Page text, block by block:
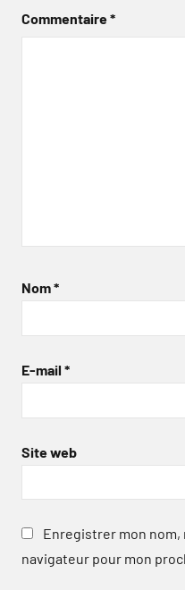
Commentaire*
Nom*
E-mail *
Site web
Enregistrer mon nom,
navigateur pour mon